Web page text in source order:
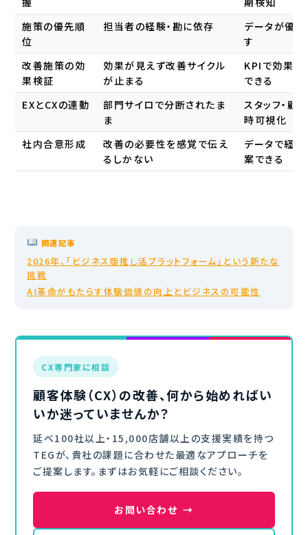
施策の優先順
位
担当者の経験・勘に依存
データが優
す
改善施策の効
果検証
効果が見えず改善サイクル
が止まる
KPIで効果を
できる
EXとCXの連動
部門サイロで分断されたま
ま
スタッフ・顧
時可視化
社内合意形成
改善の必要性を感覚で伝え
るしかない
データで経
案できる
関連記事
2026年、「ビジネス版推し活プラットフォーム」という新たな
挑戦
AI革命がもたらす体験価値の向上とビジネスの可能性
CX専門家に相談
顧客体験（CX）の改善、何から始めればい
いか迷っていませんか？
延べ100社以上・15,000店舗以上の支援実績を持つ
TEGが、貴社の課題に合わせた最適なアプローチを
ご提案します。まずはお気軽にご相談ください。
お問い合わせ →